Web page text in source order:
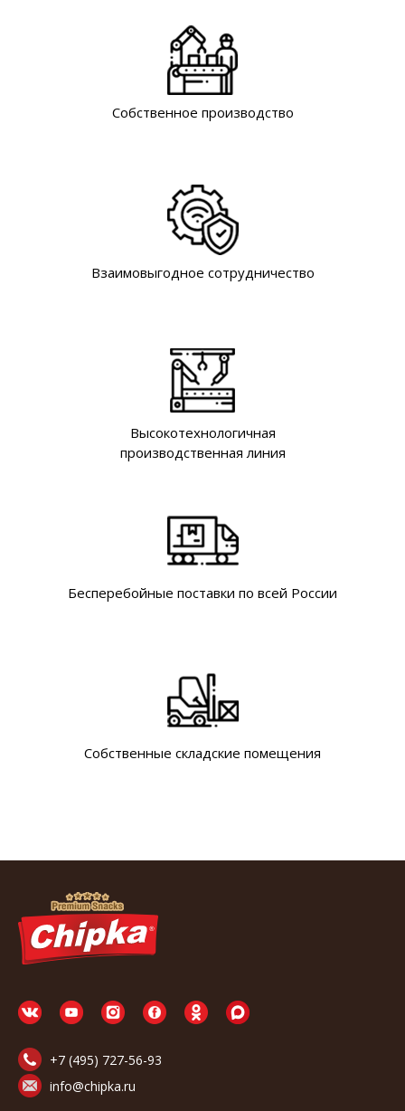
Собственное производство
Взаимовыгодное сотрудничество
Высокотехнологичная
производственная линия
Бесперебойные поставки по всей России
Собственные складские помещения
+7 (495) 727-56-93
info@chipka.ru